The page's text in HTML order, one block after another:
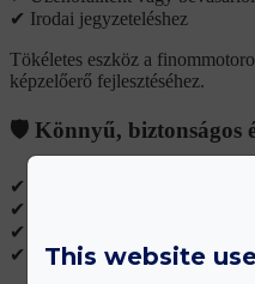
✔ Irodai jegyzeteléshez
Tökéletes eszköz a
képzelőerő fejlesztéséhez.
🛡️ Könnyű, biztonságos
✔ Strapabíró fekete tok
✔ Könnyű, vékony kialakítás –
✔ Biztonságos használat
✔ Nem maszatol, nem fogja
This website